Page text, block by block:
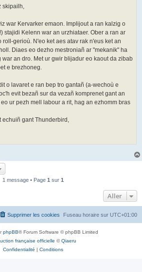
skipailh,
war Kervarker emaon. Implijout a ran kalzig o
stajidi Kelenn war an urzhiataer. Ober a ran ar
gerioù. N'eo ket aes atav rak n'eus ket an
Diaes eo dezho mestroniañ ar "mekanik" ha
an dro. Met ur gwir blijadur eo kaout da zibab
e brezhoneg.
o lavaret e ran bep tro gantañ (a-wechoù e
evit bezañ sur da vezañ komprenet gant an
ur pezh mell labour a rit, hag an ezhomm bras
echuiñ gant Thunderbird,
1 message • Page 1 sur 1
Aller
Fuseau horaire sur UTC+01:00
Supprimer les cookies
phpBB® Forum Software © phpBB Limited
française officielle ©Qiaeru
Confidentialité | Conditions